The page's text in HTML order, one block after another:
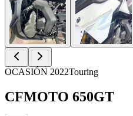
OCASIÓN 2022Touring
CFMOTO 650GT